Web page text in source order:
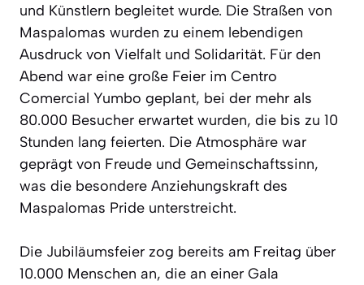
und Künstlern begleitet wurde. Die Straßen von
Maspalomas wurden zu einem lebendigen
Ausdruck von Vielfalt und Solidarität. Für den
Abend war eine große Feier im Centro
Comercial Yumbo geplant, bei der mehr als
80.000 Besucher erwartet wurden, die bis zu 10
Stunden lang feierten. Die Atmosphäre war
geprägt von Freude und Gemeinschaftssinn,
was die besondere Anziehungskraft des
Maspalomas Pride unterstreicht.
Die Jubiläumsfeier zog bereits am Freitag über
10.000 Menschen an, die an einer Gala